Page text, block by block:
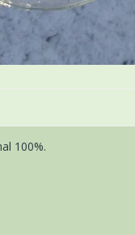
100%.